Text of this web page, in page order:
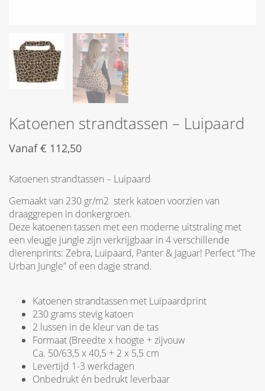
Katoenen strandtassen – Luipaard
Vanaf€ 112,50
Katoenen strandtassen – Luipaard
Gemaakt van 230 gr/m2 sterk katoen voorzien van
draaggrepen in donkergroen.
Deze katoenen tassen met een moderne uitstraling met
een vleugje jungle zijn verkrijgbaar in 4 verschillende
dierenprints: Zebra, Luipaard, Panter & Jaguar! Perfect “The
Urban Jungle” of een dagje strand.
Katoenen strandtassen met Luipaardprint
230 grams stevig katoen
2 lussen in de kleur van de tas
Formaat (Breedte x hoogte + zijvouw
Ca. 50/63,5 x 40,5 + 2 x 5,5 cm
Levertijd 1-3 werkdagen
Onbedrukt én bedrukt leverbaar